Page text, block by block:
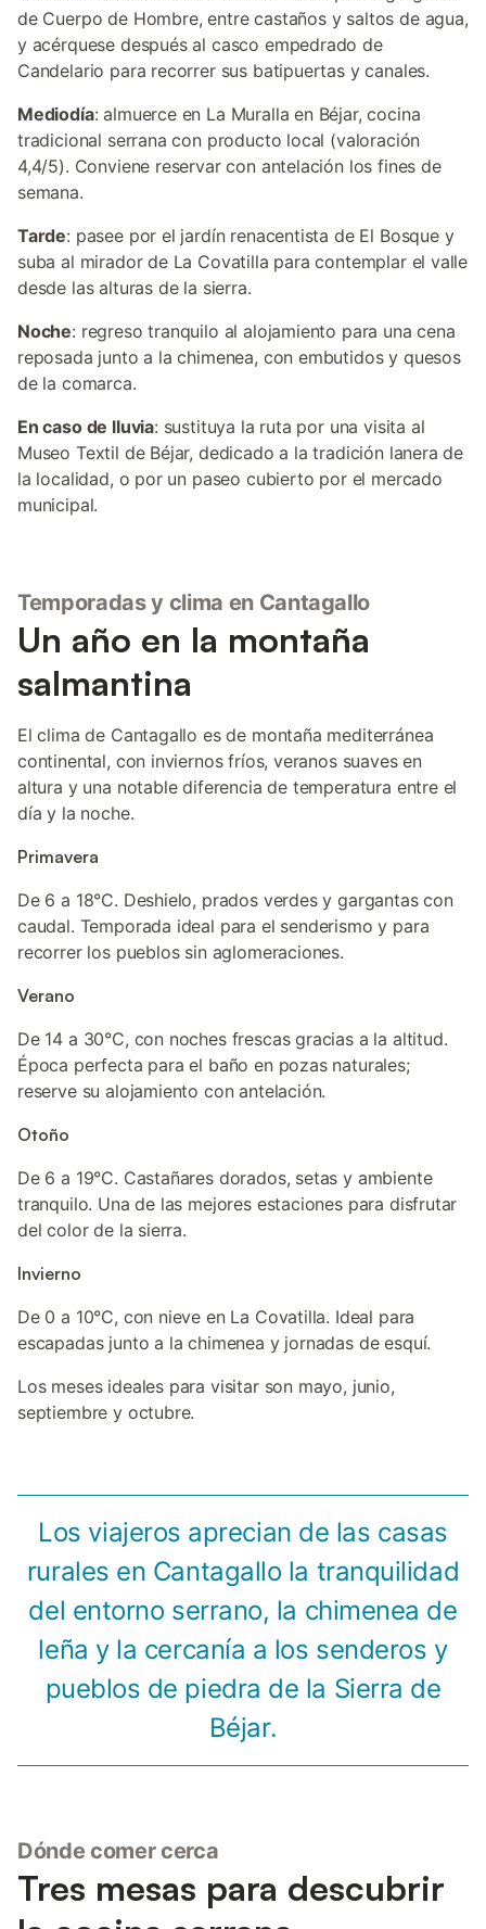
de Cuerpo de Hombre, entre castaños y saltos de agua,
y acérquese después al casco empedrado de
Candelario para recorrer sus batipuertas y canales.
Mediodía: almuerce en La Muralla en Béjar, cocina
tradicional serrana con producto local (valoración
4,4/5). Conviene reservar con antelación los fines de
semana.
Tarde: pasee por el jardín renacentista de El Bosque y
suba al mirador de La Covatilla para contemplar el valle
desde las alturas de la sierra.
Noche: regreso tranquilo al alojamiento para una cena
reposada junto a la chimenea, con embutidos y quesos
de la comarca.
En caso de lluvia: sustituya la ruta por una visita al
Museo Textil de Béjar, dedicado a la tradición lanera de
la localidad, o por un paseo cubierto por el mercado
municipal.
Temporadas y clima en Cantagallo
Un año en la montaña
salmantina
El clima de Cantagallo es de montaña mediterránea
continental, con inviernos fríos, veranos suaves en
altura y una notable diferencia de temperatura entre el
día y la noche.
Primavera
De 6 a 18°C. Deshielo, prados verdes y gargantas con
caudal. Temporada ideal para el senderismo y para
recorrer los pueblos sin aglomeraciones.
Verano
De 14 a 30°C, con noches frescas gracias a la altitud.
Época perfecta para el baño en pozas naturales;
reserve su alojamiento con antelación.
Otoño
De 6 a 19°C. Castañares dorados, setas y ambiente
tranquilo. Una de las mejores estaciones para disfrutar
del color de la sierra.
Invierno
De 0 a 10°C, con nieve en La Covatilla. Ideal para
escapadas junto a la chimenea y jornadas de esquí.
Los meses ideales para visitar son mayo, junio,
septiembre y octubre.
Los viajeros aprecian de las casas
rurales en Cantagallo la tranquilidad
del entorno serrano, la chimenea de
leña y la cercanía a los senderos y
pueblos de piedra de la Sierra de
Béjar.
Dónde comer cerca
Tres mesas para descubrir